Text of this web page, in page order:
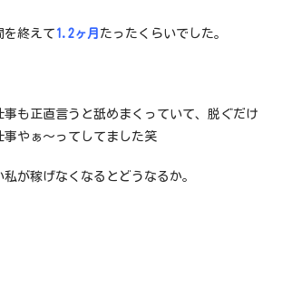
を終えて 1.2ヶ月 たったくらいでした。
事も正直言うと舐めまくっていて、脱ぐだけ
事やぁ〜ってしてました笑
が稼げなくなるとどうなるか。